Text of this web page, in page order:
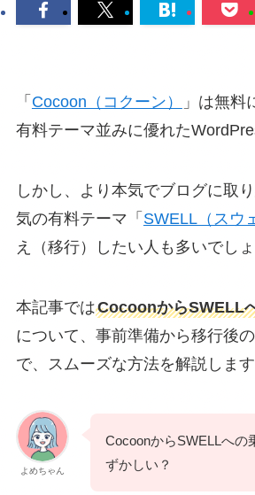
「 Cocoon（コクーン）
」は無料
有料テーマ並みに優れた
しかし、より本気でブログに取
気の有料テーマ「 SWELL（スウ
え（移行）したい人も多いでしょ
本記事ではCocoonからSWELL
について、事前準備から移行後
で、スムーズな方法を解説します
よめちゃん
CocoonからSWELLへの
ずかしい？